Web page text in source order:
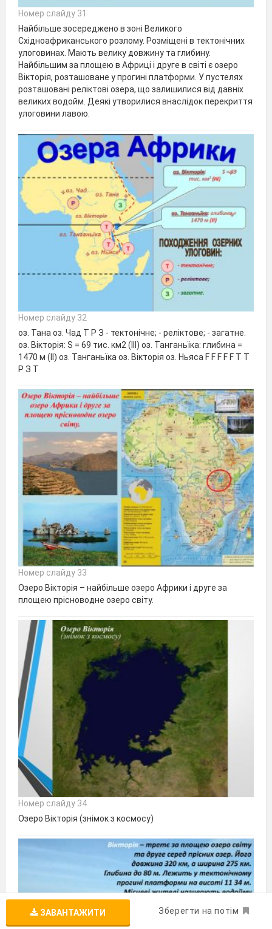
Номер слайду 31
Найбільше зосереджено в зоні Великого
Східноафриканського розлому. Розміщені в тектонічних
улоговинах. Мають велику довжину та глибину.
Найбільшим за площею в Африці і друге в світі є озеро
Вікторія, розташоване у прогині платформи. У пустелях
розташовані реліктові озера, що залишилися від давніх
великих водойм. Деякі утворилися внаслідок перекриття
улоговини лавою.
Номер слайду 32
оз. Тана оз. Чад Т Р З - тектонічне; - реліктове; - загатне.
оз. Вікторія: S = 69 тис. км2 (ІІІ) оз. Танганьїка: глибина =
1470 м (ІІ) оз. Танганьїка оз. Вікторія оз. Ньяса F F F F F Т Т
Р З Т
Номер слайду 33
Озеро Вікторія – найбільше озеро Африки і друге за
площею прісноводне озеро світу.
Номер слайду 34
Озеро Вікторія (знімок з космосу)
ЗАВАНТАЖИТИ Зберегти на потім